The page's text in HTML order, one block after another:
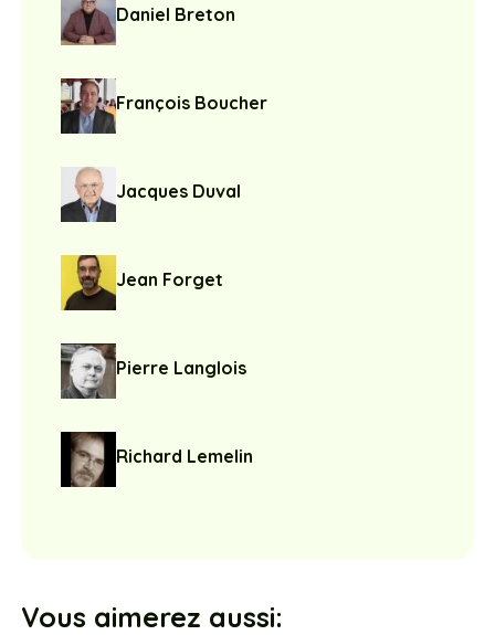
Daniel Breton
François Boucher
Jacques Duval
Jean Forget
Pierre Langlois
Richard Lemelin
Vous aimerez aussi: